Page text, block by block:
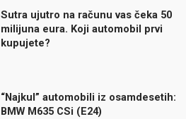
Sutra ujutro na računu vas čeka 50
milijuna eura. Koji automobil prvi
kupujete?
“Najkul” automobili iz osamdesetih:
BMW M635 CSi (E24)